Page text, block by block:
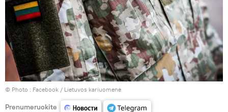
© Photo : Facebook / Lietuvos kariuomenė
Prenumeruokite